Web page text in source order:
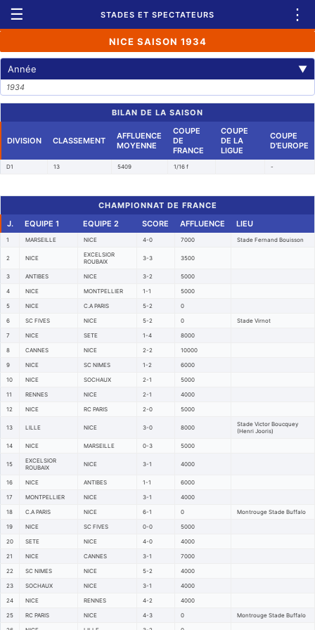
☰ STADES ET SPECTATEURS ⋮
NICE SAISON 1934
Année ▼
1934
BILAN DE LA SAISON
DIVISION CLASSEMENT
AFFLUENCE
MOYENNE
COUPE
DE
FRANCE
COUPE
DE LA
LIGUE
COUPE
D'EUROPE
D1 13 5409 1/16 f -
CHAMPIONNAT DE FRANCE
J.
EQUIPE 1 EQUIPE 2 SCORE AFFLUENCE LIEU
1 MARSEILLE NICE 4-0 7000 Stade Fernand Bouisson
2 NICE
EXCELSIOR
ROUBAIX
3-3 3500
3 ANTIBES NICE 3-2 5000
4 NICE MONTPELLIER 1-1 5000
5 NICE C.A PARIS 5-2 0
6 SC FIVES NICE 5-2 0 Stade Virnot
7 NICE SETE 1-4 8000
8 CANNES NICE 2-2 10000
9 NICE SC NIMES 1-2 6000
10 NICE SOCHAUX 2-1 5000
11 RENNES NICE 2-1 4000
12 NICE RC PARIS 2-0 5000
13 LILLE NICE 3-0 8000
Stade Victor Boucquey
(Henri Jooris)
14 NICE MARSEILLE 0-3 5000
15
EXCELSIOR
ROUBAIX
NICE 3-1 4000
16 NICE ANTIBES 1-1 6000
17 MONTPELLIER NICE 3-1 4000
18 C.A PARIS NICE 6-1 0 Montrouge Stade Buffalo
19 NICE SC FIVES 0-0 5000
20 SETE NICE 4-0 4000
21 NICE CANNES 3-1 7000
22 SC NIMES NICE 5-2 4000
23 SOCHAUX NICE 3-1 4000
24 NICE RENNES 4-2 4000
25 RC PARIS NICE 4-3 0 Montrouge Stade Buffalo